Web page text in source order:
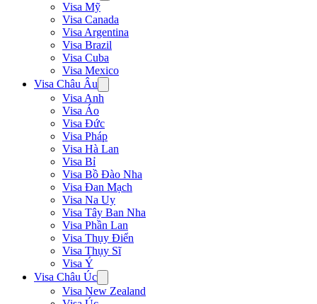
Visa Mỹ
Visa Canada
Visa Argentina
Visa Brazil
Visa Cuba
Visa Mexico
Visa Châu Âu
Visa Anh
Visa Áo
Visa Đức
Visa Pháp
Visa Hà Lan
Visa Bỉ
Visa Bồ Đào Nha
Visa Đan Mạch
Visa Na Uy
Visa Tây Ban Nha
Visa Phần Lan
Visa Thụy Điển
Visa Thụy Sĩ
Visa Ý
Visa Châu Úc
Visa New Zealand